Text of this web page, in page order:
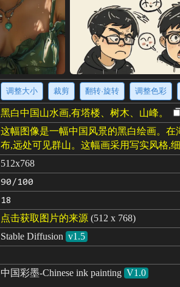
调整大小 裁剪 翻转·旋转 调整色彩
黑白中国山水画,有塔楼、树木、山峰。
这幅图像是一幅中国风景的黑白绘画。
布,远处可见群山。这幅画采用写实风格,细
512x768
90/100
18
点击获取图片的来源 (512 x 768)
Stable Diffusion v1.5
中国彩墨-Chinese ink painting V1.0